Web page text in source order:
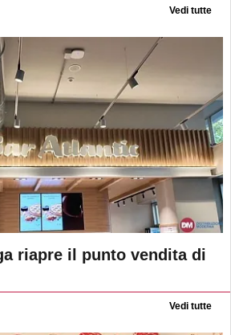
Vedi tutte
riapre il punto vendita di
Vedi tutte